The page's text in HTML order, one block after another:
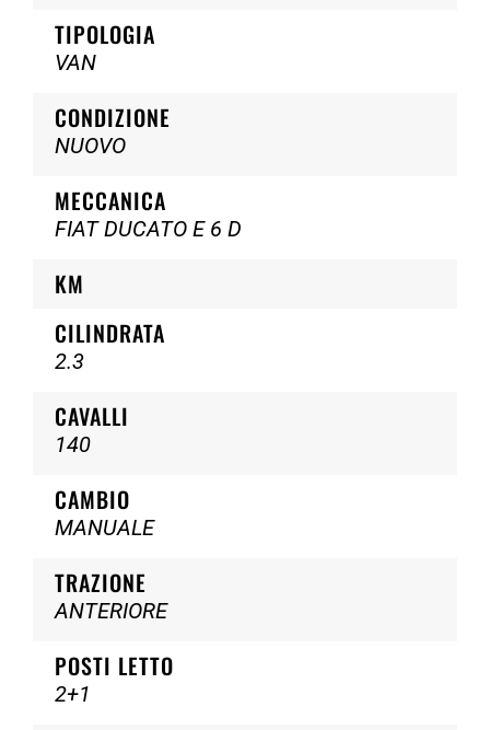
TIPOLOGIA
VAN
CONDIZIONE
NUOVO
MECCANICA
FIAT DUCATO E 6 D
KM
CILINDRATA
2.3
CAVALLI
140
CAMBIO
MANUALE
TRAZIONE
ANTERIORE
POSTI LETTO
2+1